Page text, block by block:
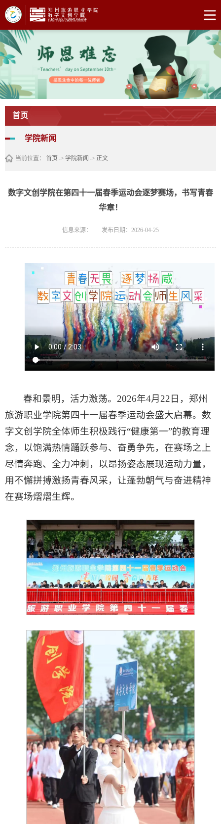
首页
学院新闻
当前位置： 首页 -> 学院新闻 -> 正文
数字文创学院在第四十一届春季运动会逐梦赛场，书写青春
华章！
信息来源： 发布日期：2026-04-25
春和景明，活力激荡。2026年4月22日，郑州
旅游职业学院第四十一届春季运动会盛大启幕。数
字文创学院全体师生积极践行“健康第一”的教育理
念，以饱满热情踊跃参与、奋勇争先，在赛场之上
尽情奔跑、全力冲刺，以昂扬姿态展现运动力量，
用不懈拼搏激扬青春风采，让蓬勃朝气与奋进精神
在赛场熠熠生辉。